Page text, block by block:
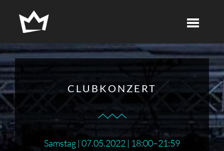
CLUBKONZERT
Samstag | 07.05.2022 | 18:00–21:59